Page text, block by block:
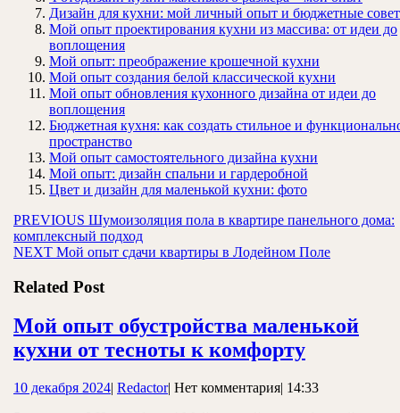
Дизайн для кухни: мой личный опыт и бюджетные
Мой опыт проектирования кухни из массива: от идеи до
воплощения
Мой опыт: преображение крошечной кухни
Мой опыт создания белой классической кухни
Мой опыт обновления кухонного дизайна от идеи до
воплощения
Бюджетная кухня: как создать стильное и
пространство
Мой опыт самостоятельного дизайна кухни
Мой опыт: дизайн спальни и гардеробной
Цвет и дизайн для маленькой кухни: фото
Навигация
по
PREVIOUS Предыдущая
запись:
Шумоизоляция пола в квартире панельного дома:
комплексный подход
NEXT Следующая
Мой опыт сдачи квартиры в Лодейном Поле
Related Post
Мой опыт обустройства маленькой
кухни от тесноты к комфортуМой
10 декабря 202410
| RedactorRedactor
| Нет комментария| 14:33